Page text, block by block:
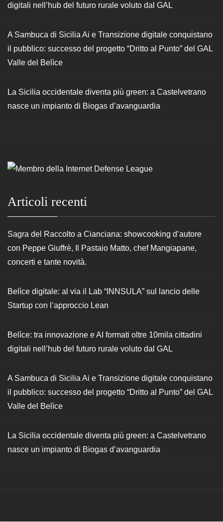
digitali nell’hub del futuro rurale voluto dal GAL
A Sambuca di Sicilia Ai e Transizione digitale conquistano
il pubblico: successo del progetto “Dritto al Punto” del GAL
Valle del Belìce
La Sicilia occidentale diventa più green: a Castelvetrano
nasce un impianto di Biogas d’avanguardia
Articoli recenti
Sagra del Raccolto a Cianciana: showcooking d’autore
con Peppe Giuffrè, Il Pastaio Matto, chef Mangiapane,
concerti e tante novità.
Belìce digitale: al via il Lab “INNSULA” sul lancio delle
Startup con l’approccio Lean
Belìce: tra innovazione e AI formati oltre 10mila cittadini
digitali nell’hub del futuro rurale voluto dal GAL
A Sambuca di Sicilia Ai e Transizione digitale conquistano
il pubblico: successo del progetto “Dritto al Punto” del GAL
Valle del Belìce
La Sicilia occidentale diventa più green: a Castelvetrano
nasce un impianto di Biogas d’avanguardia